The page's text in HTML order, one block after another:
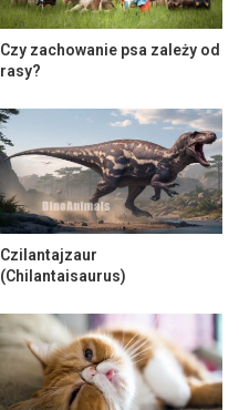
Czy zachowanie psa zależy od
rasy?
Czilantajzaur
(Chilantaisaurus)